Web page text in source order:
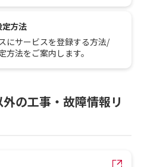
方法
にサービスを登録する方法/
法をご案内します。
の工事・故障情報リ